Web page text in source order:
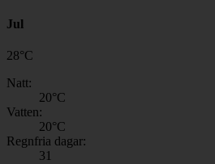
Jul
28°C
Natt:
20°C
Vatten:
20°C
Regnfria dagar:
31